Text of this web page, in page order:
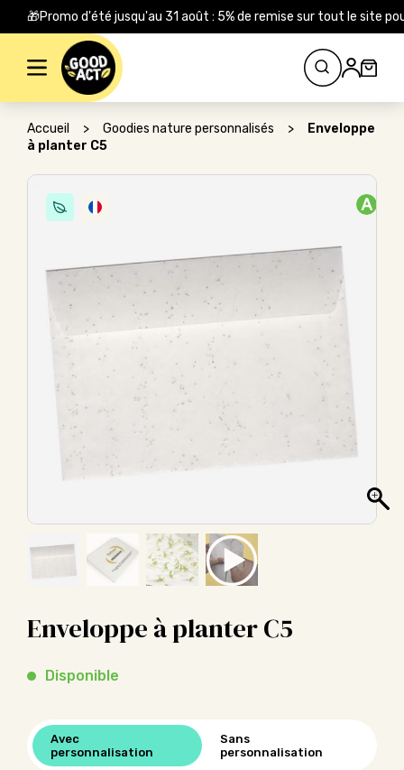
🎁Promo d'été jusqu'au 31 août : 5% de remise sur tout le site
Rechercher :
Accueil > Goodies nature personnalisés >
Enveloppe
à planter C5
A
Enveloppe à planter C5
Disponible
Avec
personnalisation
Sans
personnalisation